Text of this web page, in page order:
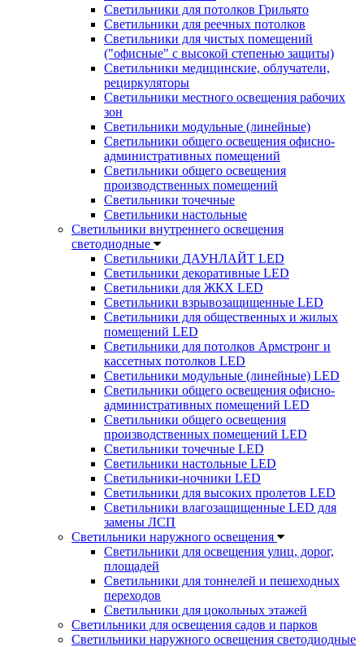
Светильники для потолков Грильято
Светильники для реечных потолков
Светильники для чистых помещений
("офисные" с высокой степенью защиты)
Светильники медицинские, облучатели,
рециркуляторы
Светильники местного освещения рабочих
зон
Светильники модульные (линейные)
Светильники общего освещения офисно-
административных помещений
Светильники общего освещения
производственных помещений
Светильники точечные
Светильники настольные
Светильники внутреннего освещения
светодиодные
Светильники ДАУНЛАЙТ LED
Светильники декоративные LED
Светильники для ЖКХ LED
Светильники взрывозащищенные LED
Светильники для общественных и жилых
помещений LED
Светильники для потолков Армстронг и
кассетных потолков LED
Светильники модульные (линейные) LED
Светильники общего освещения офисно-
административных помещений LED
Светильники общего освещения
производственных помещений LED
Светильники точечные LED
Светильники настольные LED
Светильники-ночники LED
Светильники для высоких пролетов LED
Светильники влагозащищенные LED для
замены ЛСП
Светильники наружного освещения
Светильники для освещения улиц, дорог,
площадей
Светильники для тоннелей и пешеходных
переходов
Светильники для цокольных этажей
Светильники для освещения садов и парков
Светильники наружного освещения светодиодные